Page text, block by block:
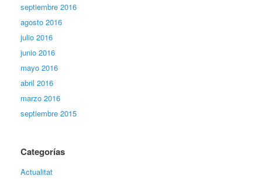
septiembre 2016
agosto 2016
julio 2016
junio 2016
mayo 2016
abril 2016
marzo 2016
septiembre 2015
Categorías
Actualitat